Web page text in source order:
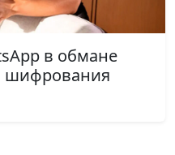
в обмане
шифрования